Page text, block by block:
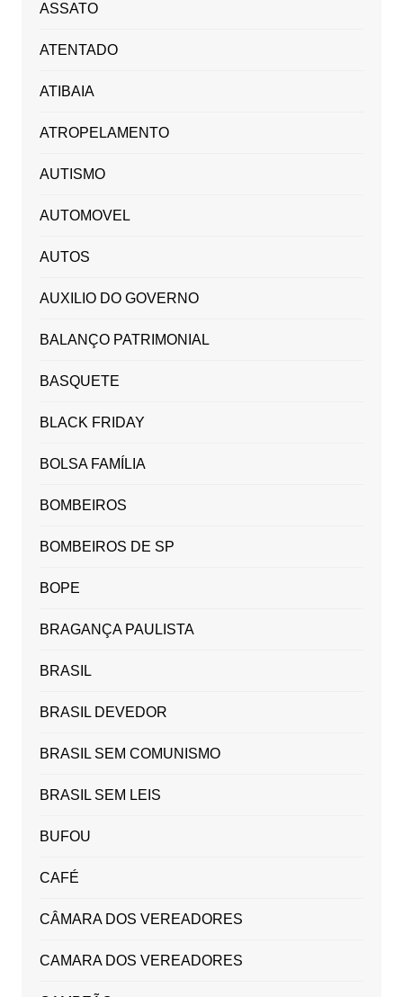
ASSATO
ATENTADO
ATIBAIA
ATROPELAMENTO
AUTISMO
AUTOMOVEL
AUTOS
AUXILIO DO GOVERNO
BALANÇO PATRIMONIAL
BASQUETE
BLACK FRIDAY
BOLSA FAMÍLIA
BOMBEIROS
BOMBEIROS DE SP
BOPE
BRAGANÇA PAULISTA
BRASIL
BRASIL DEVEDOR
BRASIL SEM COMUNISMO
BRASIL SEM LEIS
BUFOU
CAFÉ
CÂMARA DOS VEREADORES
CAMARA DOS VEREADORES